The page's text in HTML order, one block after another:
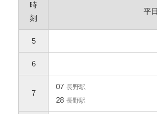
時
刻
平日
5
6
7
07 長野駅
28 長野駅